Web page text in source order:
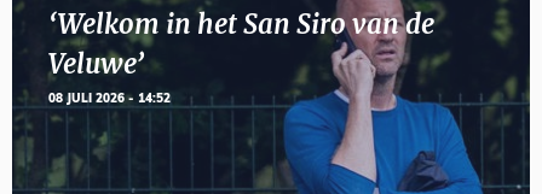
‘Welkom in het San Siro van de
Veluwe’
08 JULI 2026 - 14:52